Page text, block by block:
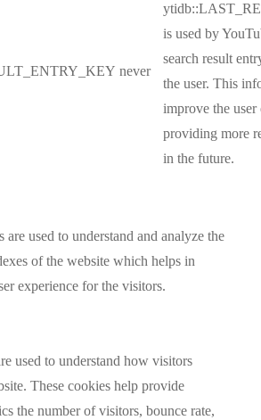
never
is used by
search result
the user. This
improve the user
providing more
in the future.
are used to understand and analyze the
of the website which helps in
experience for the visitors.
used to understand how visitors
These cookies help provide
the number of visitors, bounce rate,